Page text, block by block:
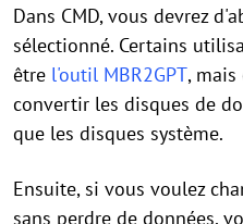
Dans CMD, vous devrez
sélectionné. Certains
être l'outil MBR2GPT,
convertir les disques de
que les disques système.
Ensuite, si vous voulez
sans perdre de données,